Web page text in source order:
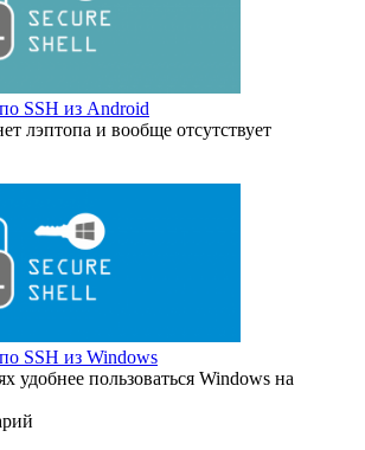
SSH из Android
лэптопа и вообще отсутствует
SSH из Windows
удобнее пользоваться Windows на